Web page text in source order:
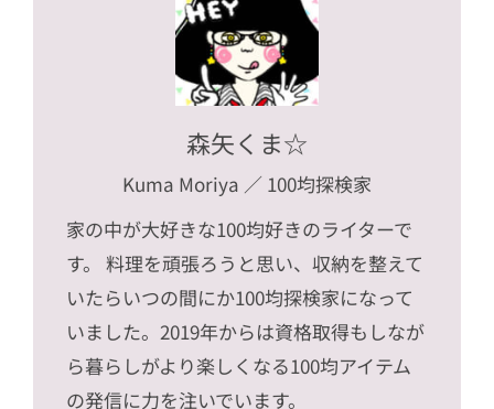
森矢くま☆
Kuma Moriya ／ 100均探検家
家の中が大好きな100均好きのライターで
す。 料理を頑張ろうと思い、収納を整えて
いたらいつの間にか100均探検家になって
いました。2019年からは資格取得もしなが
ら暮らしがより楽しくなる100均アイテム
の発信に力を注いでいます。